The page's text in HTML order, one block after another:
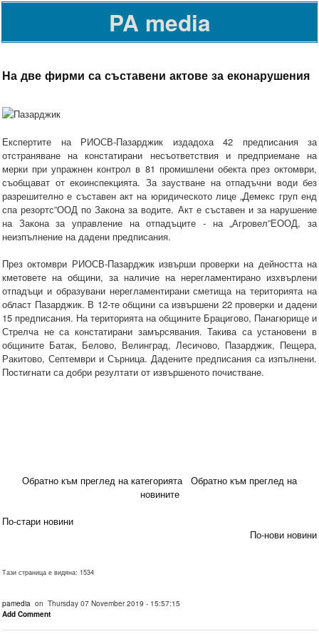
PA media
На две фирми са съставени актове за еконарушения
Експертите на РИОСВ-Пазарджик издадоха 42 предписания за
отстраняване на констатирани несъответствия и предприемане на
мерки при упражнен контрол в 81 промишлени обекта през октомври,
съобщават от екоинспекцията. За заустване на отпадъчни води без
разрешително е съставен акт на юридическото лице „Демекс груп енд
спа резортс”ООД по Закона за водите. Акт е съставен и за нарушение
на Закона за управление на отпадъците - на „Агровел”ЕООД, за
неизпълнение на дадени предписания.
През октомври РИОСВ-Пазарджик извърши проверки на дейността на
кметовете на общини, за наличие на нерегламентирано изхвърлени
отпадъци и образувани нерегламентирани сметища на територията на
област Пазарджик. В 12-те общини са извършени 22 проверки и дадени
15 предписания. На територията на общините Брацигово, Панагюрище и
Стрелча не са констатирани замърсявания. Такива са установени в
общините Батак, Белово, Велинград, Лесичово, Пазарджик, Пещера,
Ракитово, Септември и Сърница. Дадените предписания са изпълнени.
Постигнати са добри резултати от извършеното почистване.
Обратно към преглед на категорията
Обратно към преглед на
новините
По-стари новини
По-нови новини
Тази страница е видяна: 1534
pamedia on Thursday 07 November 2019 - 15:57:15
Add Comment